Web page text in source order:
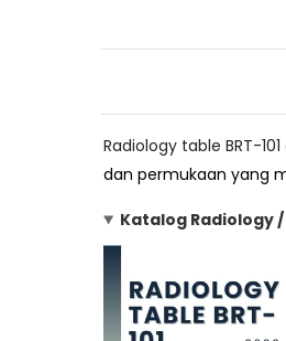
Radiology table BRT-101
dan permukaan yang
Katalog Radiology